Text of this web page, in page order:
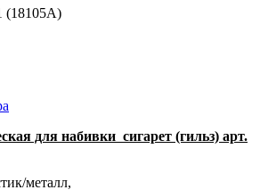
(18105A)
для набивки сигарет (гильз) арт.
металл,